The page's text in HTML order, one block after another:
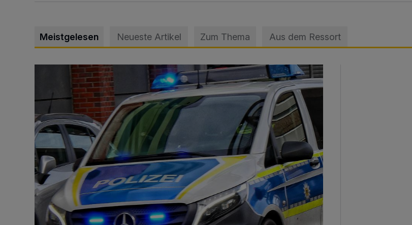
Meistgelesen Neueste Artikel Zum Thema Aus dem Ressort
Mann beschädigt Autos in Parkhaus